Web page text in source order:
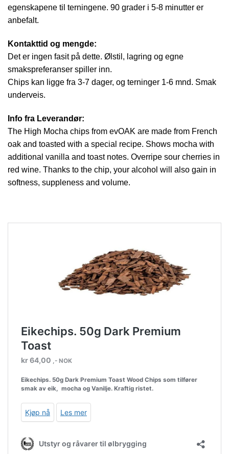
egenskapene til terningene. 90 grader i 5-8 minutter er
anbefalt.
Kontakttid og mengde:
Det er ingen fasit på dette. Ølstil, lagring og egne
smakspreferanser spiller inn.
Chips kan ligge fra 3-7 dager, og terninger 1-6 mnd. Smak
underveis.
Info fra Leverandør:
The High Mocha chips from evOAK are made from French
oak and toasted with a special recipe. Shows mocha with
additional vanilla and toast notes. Overripe sour cherries in
red wine. Thanks to the chip, your alcohol will also gain in
softness, suppleness and volume.